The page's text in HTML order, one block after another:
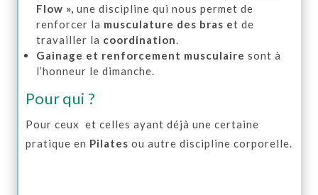
Flow », une discipline qui nous permet de
renforcer la musculature des bras et de
travailler la coordination.
Gainage et renforcement musculaire sont à
l’honneur le dimanche.
Pour qui ?
Pour ceux et celles ayant déjà une certaine
pratique en Pilates ou autre discipline corporelle.